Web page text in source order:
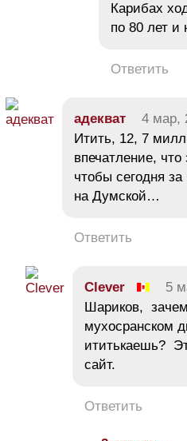
Карибах
по 80 лет и
Ответить
адекват 4 мар,
Итить, 12, 7
впечатление,
чтобы сегодня
на Думской…
Ответить
Сlеvеr 5
Шариков,
мухосранском
ититькаешь?
сайт.
Ответить